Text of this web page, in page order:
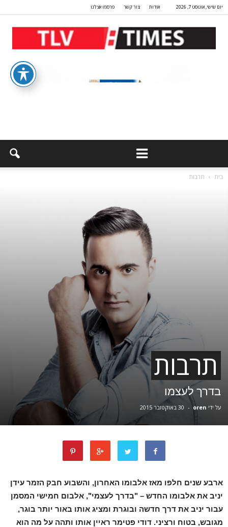
יום שישי, אוגוסט 7, 2026 אודות צור קשר פרסמו אצלנו
בית תרבות
תרבות
בדרך לעצמו
על ידי oren
- 30 באוקטובר 2015
ארבע שנים חלפו מאז אלבומו האחרון, והשבוע חבק הזמר עידן
יניב את אלבומו החדש – "בדרך לעצמי", אלבום חמישי המסמן
עבור יניב את דרך חדשה ובוגרת ומציג אותו באור יותר בוגר,
מגובש, בטוח ורציני. דודי פטימר ראיין אותו ותהה על מה הוא